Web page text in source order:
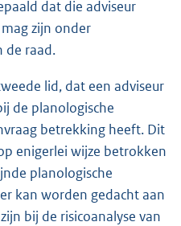
dat die adviseur
zijn onder
de raad.
lid, dat een adviseur
de planologische
betrekking heeft. Dit
enigerlei wijze betrokken
planologische
kan worden gedacht aan
bij de risicoanalyse van